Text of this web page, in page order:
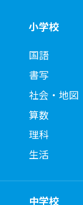
小学校
国語
書写
社会・地図
算数
理科
生活
中学校